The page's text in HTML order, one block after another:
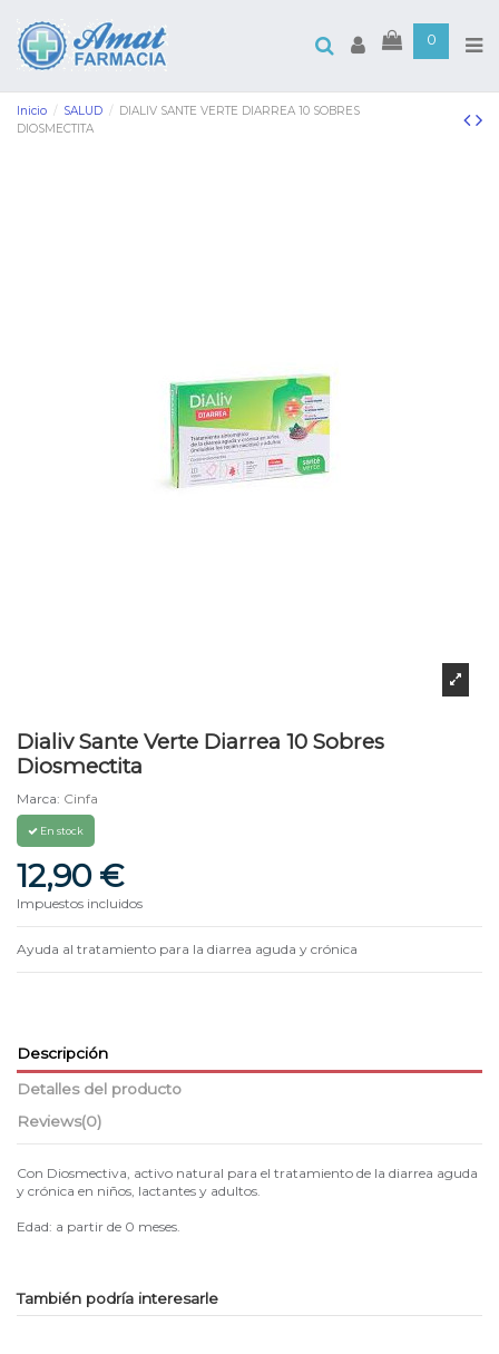
0
Inicio SALUD
DIALIV SANTE VERTE DIARREA 10 SOBRES
DIOSMECTITA
Dialiv Sante Verte Diarrea 10 Sobres
Diosmectita
Marca: Cinfa
En stock
12,90 €
Impuestos incluidos
Ayuda al tratamiento para la diarrea aguda y crónica
Descripción
Detalles del producto
Reviews(0)
Con Diosmectiva, activo natural para el tratamiento de la diarrea aguda
y crónica en niños, lactantes y adultos.
Edad: a partir de 0 meses.
También podría interesarle